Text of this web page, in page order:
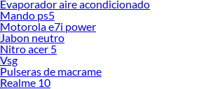
Evaporador aire acondicionado
Mando ps5
Motorola e7i power
Jabon neutro
Nitro acer 5
Vsg
Pulseras de macrame
Realme 10